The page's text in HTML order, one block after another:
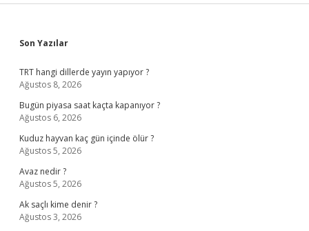
Sidebar
Son Yazılar
TRT hangi dillerde yayın yapıyor ?
Ağustos 8, 2026
Bugün piyasa saat kaçta kapanıyor ?
Ağustos 6, 2026
Kuduz hayvan kaç gün içinde ölür ?
Ağustos 5, 2026
Avaz nedir ?
Ağustos 5, 2026
Ak saçlı kime denir ?
Ağustos 3, 2026